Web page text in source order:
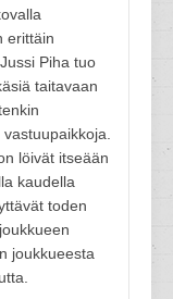
erittäin
Piha tuo
taitavaan
löivät itseään
kaudella
toden
joukkueesta